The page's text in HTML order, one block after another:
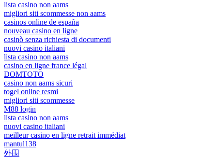
lista casino non aams
migliori siti scommesse non aams
casinos online de españa
nouveau casino en ligne
casinò senza richiesta di documenti
nuovi casino italiani
lista casino non aams
casino en ligne france légal
DOMTOTO
casino non aams sicuri
togel online resmi
migliori siti scommesse
M88 login
lista casino non aams
nuovi casino italiani
meilleur casino en ligne retrait immédiat
mantul138
外围